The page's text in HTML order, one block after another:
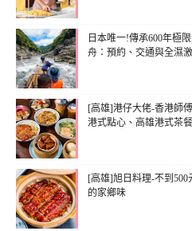
日本唯一!傳承600年極
舟：預約、交通與全濕
[高雄]港仔大佬-香港師
港式點心、高雄港式茶
[高雄]旭日料理-不到
的家鄉味